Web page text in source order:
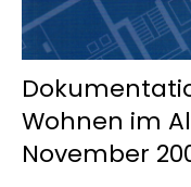
Wohnen im
November